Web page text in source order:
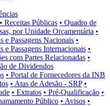
• Receitas Públicas • Quadro de
por Unidade Orçamentária •
e Passagens Nacionais •
e Passagens Internacionais •
com Partes Relacionadas •
de Dividendos
• Portal de Fornecedores da INB
• Atas de Adesão - SRP •
• Extratos • Pré-Qualificação •
Público • Avisos •